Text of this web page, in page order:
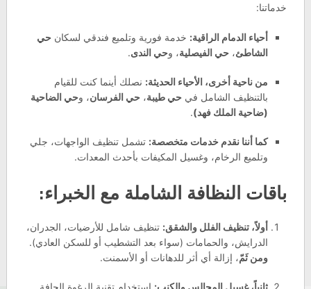
خدماتنا:
أحياء الدمام الراقية: خدمة فورية وتلميع فندقي لسكان حي
الشاطئ، حي الفيصلية، وحي الندى.
من ناحية أخرى، الأحياء الحديثة: نصلك أينما كنت للقيام
بالتنظيف الشامل في حي طيبة، حي الفرسان، وحي الضاحية
(ضاحية الملك فهد).
كما أننا نقدم خدمات متخصصة: تشمل تنظيف الواجهات، جلي
وتلميع الرخام، وغسيل المكيفات بأحدث المعدات.
باقات النظافة الشاملة مع الخبراء:
أولاً، تنظيف الفلل والشقق: تنظيف شامل للأرضيات، الجدران،
الدرايش، والحمامات (سواء بعد التشطيب أو للسكن العادي).
ومن ثَمّ، إزالة أي أثر للدهانات أو الأسمنت.
ثانياً، غسيل المجالس والكنب: استخدام تقنية الرغوة الجافة